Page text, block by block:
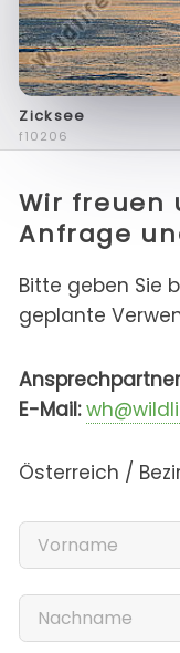
Zicksee
f10206
Wir freuen
Anfrage
Bitte geben Sie
geplante
E-Mail:
Österreich /